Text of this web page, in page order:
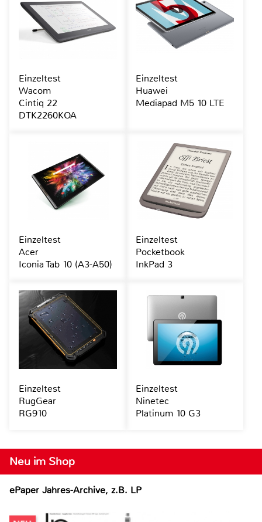
Neu im Shop
ePaper Jahres-Archive, z.B. LP
Einzeltest
Wacom
Cintiq 22
DTK2260KOA
Einzeltest
Huawei
Mediapad M5 10 LTE
Einzeltest
Acer
Iconia Tab 10 (A3-A50)
Einzeltest
Pocketbook
InkPad 3
Einzeltest
RugGear
RG910
Einzeltest
Ninetec
Platinum 10 G3